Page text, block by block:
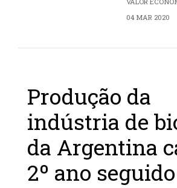
04 MAR 2020
Produção da
indústria de
da Argentina
2º ano seguido